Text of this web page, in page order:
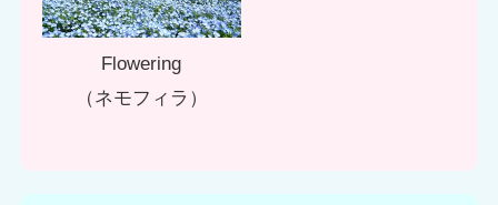
Flowering
（ネモフィラ）